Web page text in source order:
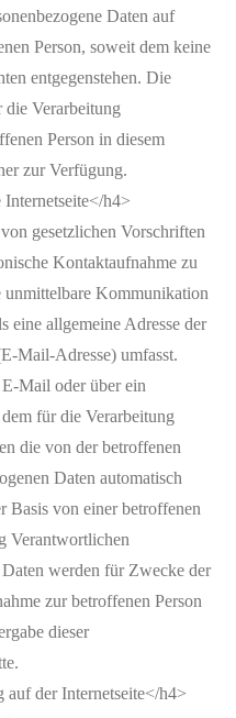
Daten auf
Person, soweit dem keine
entgegenstehen. Die
die Verarbeitung
Person in diesem
zur Verfügung.
h4>
gesetzlichen Vorschriften
Kontaktaufnahme zu
unmittelbare Kommunikation
eine allgemeine Adresse der
Mail-Adresse) umfasst.
Mail oder über ein
für die Verarbeitung
die von der betroffenen
Daten automatisch
Basis von einer betroffenen
Verantwortlichen
werden für Zwecke der
zur betroffenen Person
dieser
der Internetseite</h4>